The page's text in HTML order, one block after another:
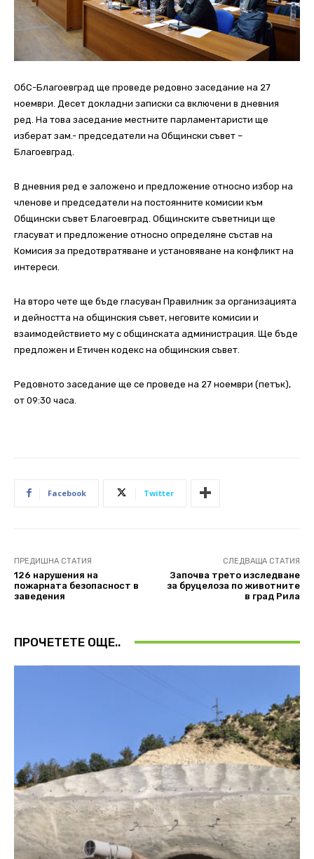
ОбС-Благоевград ще проведе редовно заседание на 27
ноември. Десет докладни записки са включени в дневния
ред. На това заседание местните парламентаристи ще
изберат зам.- председатели на Общински съвет –
Благоевград.
В дневния ред е заложено и предложение относно избор на
членове и председатели на постоянните комисии към
Общински съвет Благоевград. Общинските съветници ще
гласуват и предложение относно определяне състав на
Комисия за предотвратяване и установяване на конфликт на
интереси.
На второ чете ще бъде гласуван Правилник за организацията
и дейността на общинския съвет, неговите комисии и
взаимодействието му с общинската администрация. Ще бъде
предложен и Етичен кодекс на общинския съвет.
Редовното заседание ще се проведе на 27 ноември (петък),
от 09:30 часа.
Facebook Twitter
ПРЕДИШНА СТАТИЯ
126 нарушения на
пожарната безопасност в
заведения
СЛЕДВАЩА СТАТИЯ
Започва трето изследване
за бруцелоза по животните
в град Рила
ПРОЧЕТЕТЕ ОЩЕ..